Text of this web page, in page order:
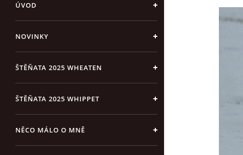
ÚVOD
NOVINKY
ŠTĚŇATA 2025 WHEATEN
ŠTĚŇATA 2025 WHIPPET
NĚCO MÁLO O MNĚ